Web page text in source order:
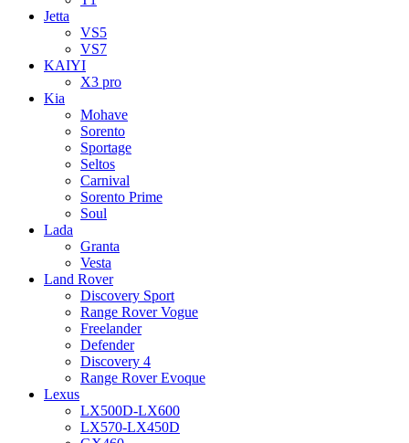
Jetta
VS5
VS7
KAIYI
X3 pro
Kia
Mohave
Sorento
Sportage
Seltos
Carnival
Sorento Prime
Soul
Lada
Granta
Vesta
Land Rover
Discovery Sport
Range Rover Vogue
Freelander
Defender
Discovery 4
Range Rover Evoque
Lexus
LX500D-LX600
LX570-LX450D